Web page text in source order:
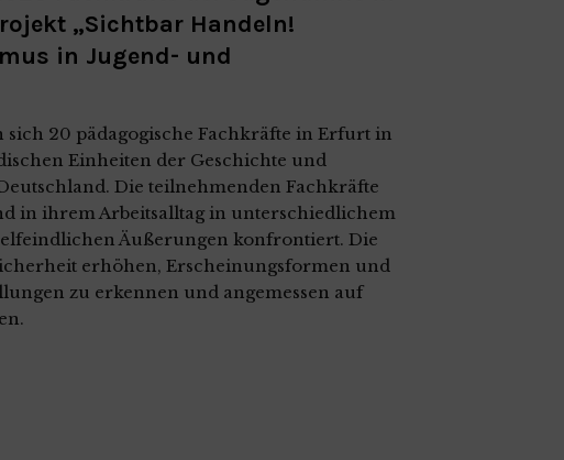
„Sichtbar Handeln!
in Jugend- und
sich 20 pädagogische Fachkräfte in Erfurt in
Einheiten der Geschichte und
Die teilnehmenden Fachkräfte
in ihrem Arbeitsalltag in unterschiedlichem
Äußerungen konfrontiert. Die
erhöhen, Erscheinungsformen und
zu erkennen und angemessen auf